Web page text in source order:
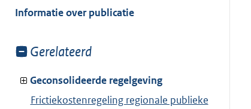
van:
Informatie over publicatie
Toon
van:
Gerelateerd
Geconsolideerde regelgeving
Frictiekostenregeling regionale publieke